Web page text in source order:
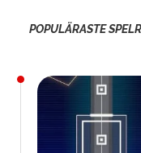
POPULÄRASTE